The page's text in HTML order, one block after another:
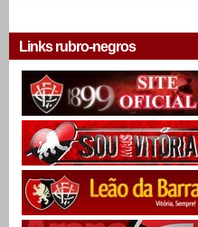
Links rubro-negros